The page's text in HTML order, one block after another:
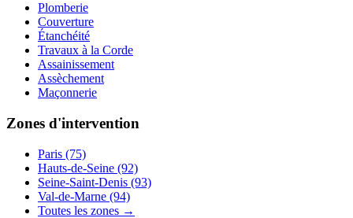
Plomberie
Couverture
Étanchéité
Travaux à la Corde
Assainissement
Assèchement
Maçonnerie
Zones d'intervention
Paris (75)
Hauts-de-Seine (92)
Seine-Saint-Denis (93)
Val-de-Marne (94)
Toutes les zones →